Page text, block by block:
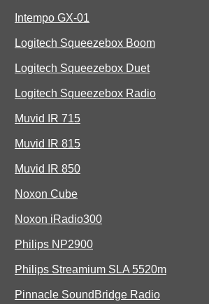
Intempo GX-01
Logitech Squeezebox Boom
Logitech Squeezebox Duet
Logitech Squeezebox Radio
Muvid IR 715
Muvid IR 815
Muvid IR 850
Noxon Cube
Noxon iRadio300
Philips NP2900
Philips Streamium SLA 5520m
Pinnacle SoundBridge Radio